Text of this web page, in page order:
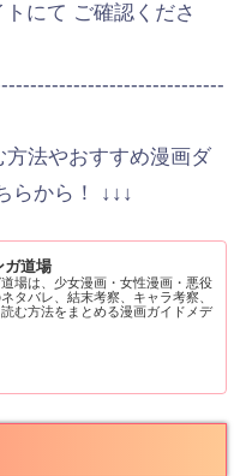
にて ご確認くださ
法やおすすめ漫画ダ
らから！ ↓↓↓
道場
場は、少女漫画・女性漫画・悪役
タバレ、結末考察、キャラ考察、
む方法をまとめる漫画ガイドメデ